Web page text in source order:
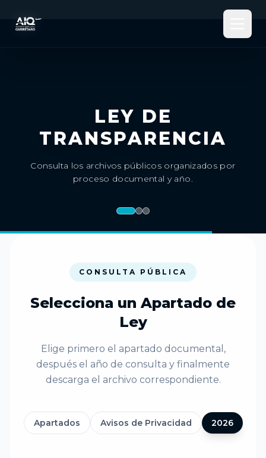
LEY DE
TRANSPARENCIA
Consulta los archivos públicos organizados por
proceso documental y año.
CONSULTA PÚBLICA
Selecciona un Apartado de
Ley
Elige primero el apartado documental,
después el año de consulta y finalmente
descarga el archivo correspondiente.
Apartados Avisos de Privacidad 2026